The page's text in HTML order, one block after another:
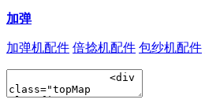
加弹
加弹机配件 倍捻机配件 包纱机配件